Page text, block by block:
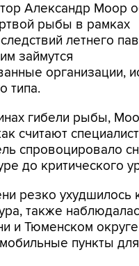
Александр Моор
рыбы в рамках
летнего
займутся
организации,
типа.
гибели рыбы,
считают
спровоцировало
до критического
резко ухудшилось
также
и Тюменском округе
пункты